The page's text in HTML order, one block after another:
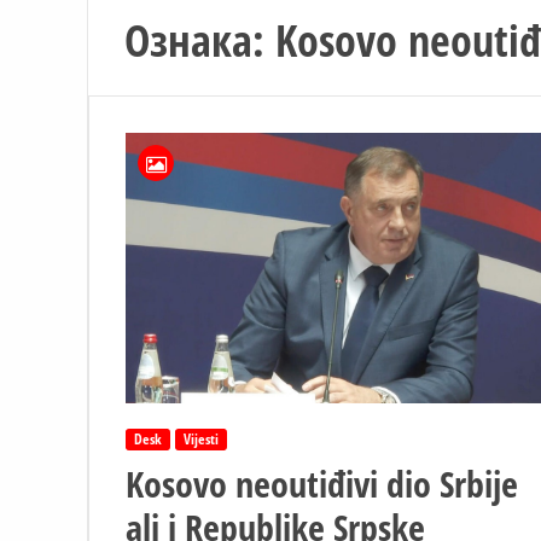
Ознака: Kosovo
Desk Vijesti
Kosovo neoutiđivi dio Srbije
ali i Republike Srpske